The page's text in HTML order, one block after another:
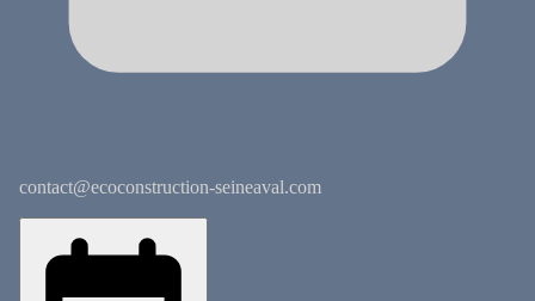
contact@ecoconstruction-seineaval.com